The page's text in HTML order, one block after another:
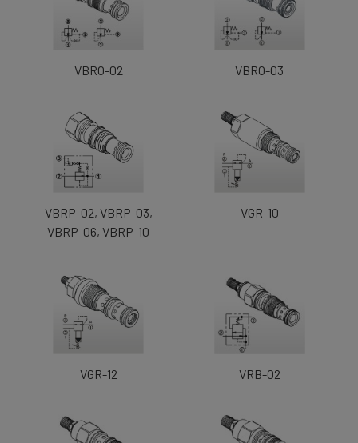
VBRO-02 VBRO-03
VBRP-02, VBRP-03,
VBRP-06, VBRP-10
VGR-10
VGR-12 VRB-02